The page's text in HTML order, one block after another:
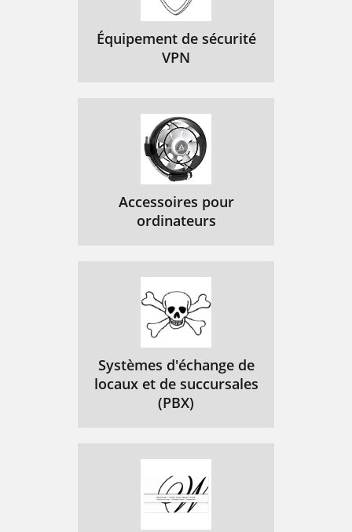
Équipement de sécurité
VPN
Accessoires pour
ordinateurs
Systèmes d'échange de
locaux et de succursales
(PBX)